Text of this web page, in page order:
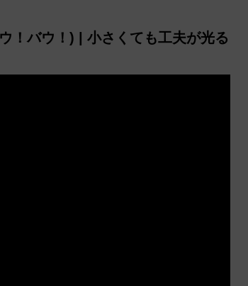
！バウ！) | 小さくても工夫が光る